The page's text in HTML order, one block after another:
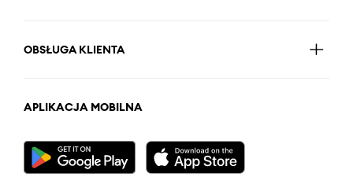
OBSŁUGA KLIENTA
APLIKACJA MOBILNA